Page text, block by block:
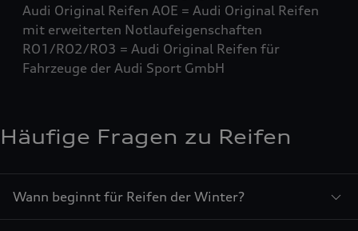
Audi Original Reifen AOE = Audi Original Reifen
mit erweiterten Notlaufeigenschaften
RO1/RO2/RO3 = Audi Original Reifen für
Fahrzeuge der Audi Sport GmbH
Häufige Fragen zu Reifen
Wann beginnt für Reifen der Winter?